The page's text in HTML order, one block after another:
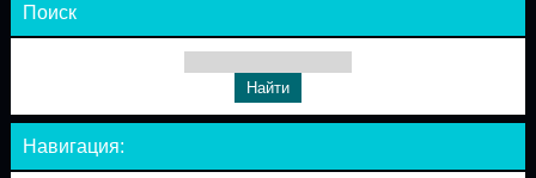
Поиск
Навигация: